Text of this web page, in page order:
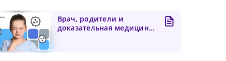
Врач, родители и
доказательная медицина